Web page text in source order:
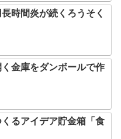
時間炎が続くろうそく
金庫をダンボールで作
るアイデア貯金箱「食